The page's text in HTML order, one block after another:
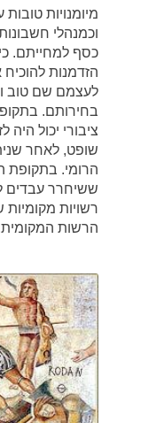
מיומנויות
וכמנהלי
כסף למחייתם.
הזדמנות
לעצמם שם טוב
בחירותם.
ציבורי יכול
שופט, לאחר
הרומי. בתקופת
ששיחרר עבדים
רשויות
הרשות